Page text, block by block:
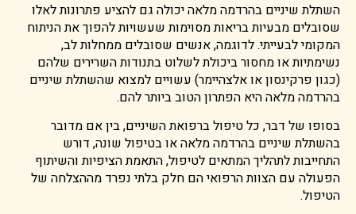
השתלת שיניים בהרדמה מלאה יכולה גם להציע פתרונות לאלו
שסובלים מבעיות בריאות מסוימות שעשויות להפוך את הניתוח
המקומי לבעייתי. לדוגמה, אנשים שסובלים ממחלות לב,
נשימתיות או מחסור ביכולת לשלוט בתנודות השרירים שלהם
(כגון פרקינסון או אלצהיימר) עשויים למצוא שהשתלת שיניים
בהרדמה מלאה היא הפתרון הטוב ביותר להם.
בסופו של דבר, כל טיפול ברפואת השיניים, בין אם מדובר
בהשתלת שיניים בהרדמה מלאה או בטיפול שונה, דורש
התחייבות לתהליך המתאים לטיפול, התאמת הציפיות והשיתוף
הפעולה עם הצוות הרפואי הם חלק בלתי נפרד מההצלחה של
הטיפול.